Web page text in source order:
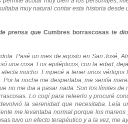
muy natural contar esta historia
prensa que Cumbres borrascosas te
Pasé un mes de agosto en San José,
una cosa. Los epilépticos, con la edad,
mucho. Empecé a tener unos
Por la noche me despertaba, me sentía
no me iba a pasar nada. Son los límites
. Lo cogí para releerlo y procuré
la serenidad que necesitaba. Leía
me levantaba normal porque los
tuvo un efecto terapéutico y a la vez, me